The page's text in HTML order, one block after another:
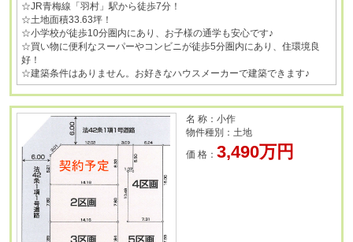
☆JR青梅線「羽村」駅から徒歩7分！
☆土地面積33.63坪！
☆小学校が徒歩10分圏内にあり、お子様の通学も安心です♪
☆買い物に便利なスーパーやコンビニが徒歩5分圏内にあり、住環境良
好！
☆建築条件はありません。お好きなハウスメーカーで建築できます♪
名 称：小作
物件種別：土地
価 格： 3,490万円